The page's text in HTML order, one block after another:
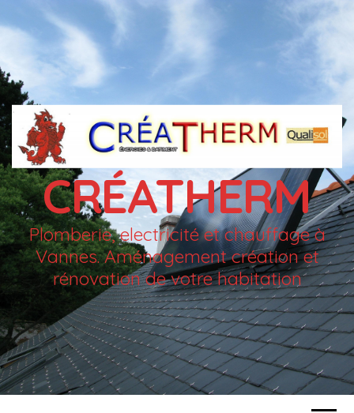
CRÉATHERM
Plomberie, electricité et chauffage à
Vannes. Aménagement création et
rénovation de votre habitation